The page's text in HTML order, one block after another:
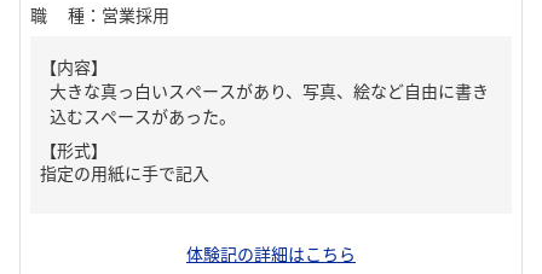
職種 ： 営業採用
【内容】
大きな真っ白いスペースがあり、写真、絵など自由に書き
込むスペースがあった。
【形式】
指定の用紙に手で記入
体験記の詳細はこちら